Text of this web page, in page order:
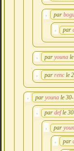
par
par
par youna
par renc le
par youna le
par def le
par
par